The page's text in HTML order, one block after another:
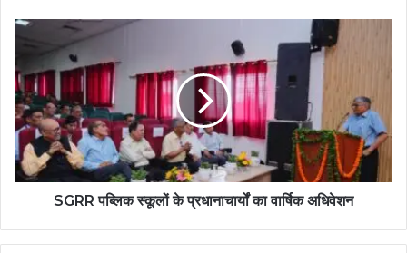
SGRR पब्लिक स्कूलों के प्रधानाचार्यों का वार्षिक अधिवेशन